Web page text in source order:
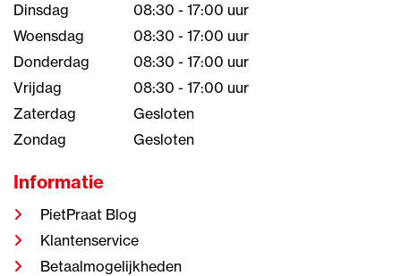
Dinsdag
08:30 - 17:00 uur
Woensdag
08:30 - 17:00 uur
Donderdag
08:30 - 17:00 uur
Vrijdag
08:30 - 17:00 uur
Zaterdag
Gesloten
Zondag
Gesloten
Informatie
PietPraat Blog
Klantenservice
Betaalmogelijkheden